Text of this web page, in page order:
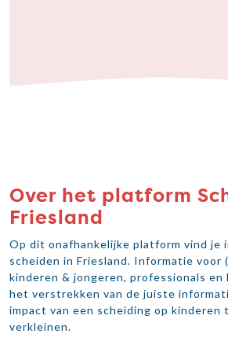
Over het platform
Friesland
Op dit onafhankelijke platform vind je
scheiden in Friesland. Informatie voor
kinderen & jongeren, professionals
het verstrekken van de juiste
impact van een scheiding op kinderen
verkleinen.